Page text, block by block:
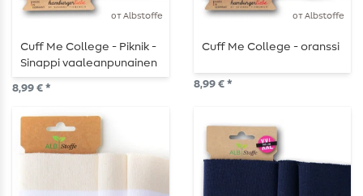
от Albstoffe
Cuff Me College - Piknik -
Sinappi vaaleanpunainen
8,99 € *
от Albstoffe
Cuff Me College - oranssi
8,99 € *